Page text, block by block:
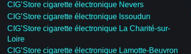
CIG’Store cigarette électronique Nevers
CIG’Store cigarette électronique Issoudun
CIG’Store cigarette électronique La Charité-sur-
Loire
CIG’Store cigarette électronique Lamotte-Beuvron